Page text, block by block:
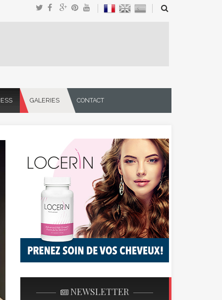
GALERIES CONTACT
NEWSLETTER